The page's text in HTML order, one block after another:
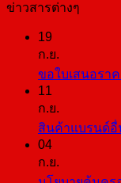
ข่าวสารต่างๆ
19
ก.ย.
ขอใบเสนอรา
11
ก.ย.
สินค้าแบรนด์อื่
04
ก.ย.